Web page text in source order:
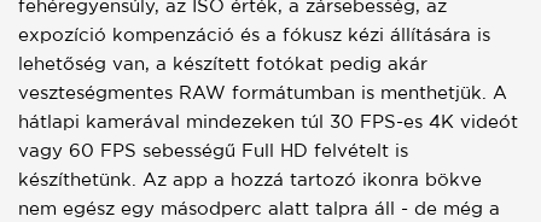
fehéregyensúly, az ISO érték, a zársebesség, az
expozíció kompenzáció és a fókusz kézi állítására is
lehetőség van, a készített fotókat pedig akár
veszteségmentes RAW formátumban is menthetjük. A
hátlapi kamerával mindezeken túl 30 FPS-es 4K videót
vagy 60 FPS sebességű Full HD felvételt is
készíthetünk. Az app a hozzá tartozó ikonra bökve
nem egész egy másodperc alatt talpra áll - de még a